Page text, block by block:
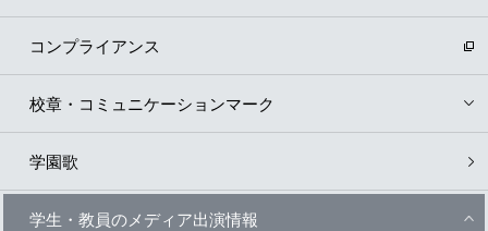
コンプライアンス
校章・コミュニケーションマーク
学園歌
学生・教員のメディア出演情報